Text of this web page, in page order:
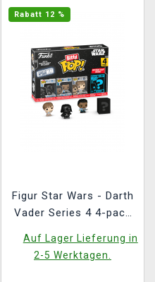
Rabatt 12 %
Figur Star Wars - Darth
Vader Series 4 4-pack
Auf Lager Lieferung in
2-5 Werktagen.